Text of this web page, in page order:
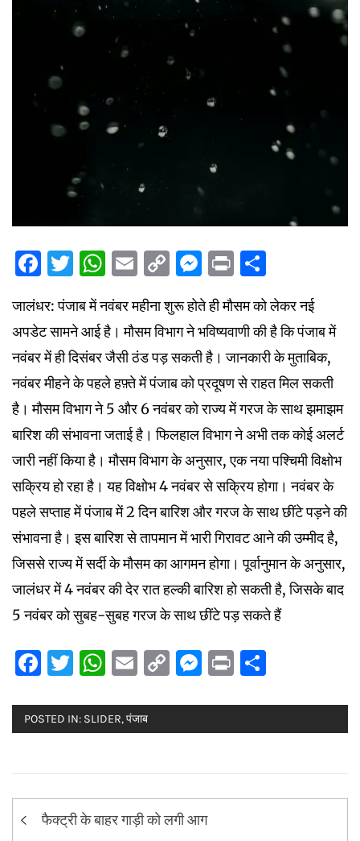
Facebook
Twitter
WhatsApp
Email
Copy
Link
Messenger
Print
जालंधर: पंजाब में नवंबर महीना शुरू होते ही मौसम को लेकर नई
अपडेट सामने आई है। मौसम विभाग ने भविष्यवाणी की है कि पंजाब में
नवंबर में ही दिसंबर जैसी ठंड पड़ सकती है। जानकारी के मुताबिक,
नवंबर मीहने के पहले हफ़्ते में पंजाब को प्रदूषण से राहत मिल सकती
है। मौसम विभाग ने 5 और 6 नवंबर को राज्य में गरज के साथ झमाझम
बारिश की संभावना जताई है। फिलहाल विभाग ने अभी तक कोई अलर्ट
जारी नहीं किया है। मौसम विभाग के अनुसार, एक नया पश्चिमी विक्षोभ
सक्रिय हो रहा है। यह विक्षोभ 4 नवंबर से सक्रिय होगा। नवंबर के
पहले सप्ताह में पंजाब में 2 दिन बारिश और गरज के साथ छींटे पड़ने की
संभावना है। इस बारिश से तापमान में भारी गिरावट आने की उम्मीद है,
जिससे राज्य में सर्दी के मौसम का आगमन होगा। पूर्वानुमान के अनुसार,
जालंधर में 4 नवंबर की देर रात हल्की बारिश हो सकती है, जिसके बाद
5 नवंबर को सुबह-सुबह गरज के साथ छींटे पड़ सकते हैं
Facebook
Twitter
WhatsApp
Email
CopyMessenger
Print
POSTED IN: SLIDER,पंजाब
Postफैक्ट्री के बाहर गाड़ी को लगी आग